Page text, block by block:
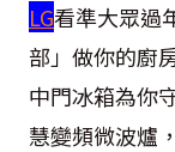
LG看準大眾過
部」做你的廚
中門冰箱為你
慧變頻微波爐